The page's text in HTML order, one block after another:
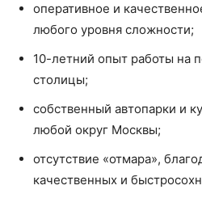
оперативное и
любого уровня сложности;
10-летний опыт работы на
столицы;
собственный автопарки и
любой округ Москвы;
отсутствие «отмара»,
качественных и